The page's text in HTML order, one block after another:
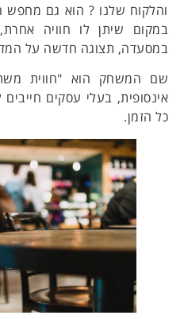
והלקוח שלנו ? הוא גם
במקום שיתן לו חוויה
במסעדה, תצוגה חדשה על
שם המשחק הוא "חווית
אינסופית, בעלי עסקים
כל הזמן.